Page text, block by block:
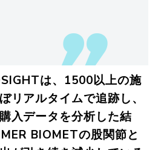
は、1500以上の施
リアルタイムで追跡し、
入データを分析した結
BIOMETの股関節と